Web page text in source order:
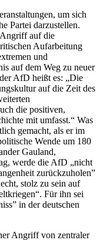
um sich
Partei darzustellen.
auf die
Aufarbeitung
und
auf dem Weg zu neuer
AfD heißt es: „Die
auf die Zeit des
die positiven,
mit umfasst.“ Was
gemacht, als er im
Wende um 180
Gauland,
werde die AfD „nicht
zurückzuholen”
stolz zu sein auf
Für ihn sei
in der deutschen
Angriff von zentraler